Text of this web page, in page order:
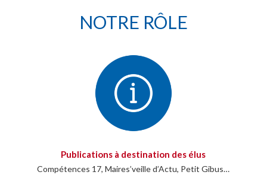
NOTRE RÔLE
Publications à destination des élus
Compétences 17, Maires’veille d’Actu, Petit Gibus…